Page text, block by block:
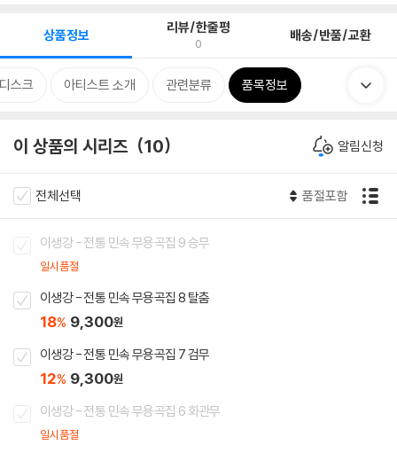
상품정보 리뷰/한줄평
0 배송/반품/교환
디스크 아티스트 소개 관련분류 품목정보
이 상품의 시리즈 10 알림신청
전체선택 품절포함
이생강 - 전통 민속 무용곡집 9 승무
일시품절
이생강 - 전통 민속 무용곡집 8 탈춤
18% 9,300원
이생강 - 전통 민속 무용곡집 7 검무
12% 9,300원
이생강 - 전통 민속 무용곡집 6 화관무
일시품절